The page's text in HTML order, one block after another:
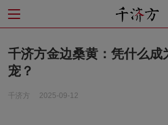
千济方金边桑黄：凭什么成
宠？
千济方 2025-09-12